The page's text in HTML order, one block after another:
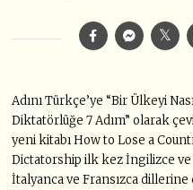
Adını Türkçe’ye “Bir Ülkeyi
Diktatörlüğe 7 Adım” olarak
yeni kitabı How to Lose a
Dictatorship ilk kez İngilizce ve
İtalyanca ve Fransızca